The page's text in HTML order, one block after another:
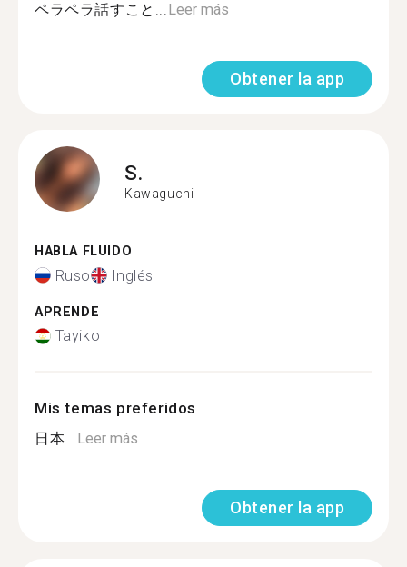
ペラペラ話すこと...Leer más
Obtener la app
S.
Kawaguchi
HABLA FLUIDO
Ruso Inglés
APRENDE
Tayiko
Mis temas preferidos
日本...Leer más
Obtener la app